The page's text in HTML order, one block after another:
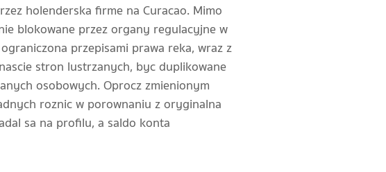
holenderska firme na Curacao. Mimo
blokowane przez organy regulacyjne w
przepisami prawa reka, wraz z
stron lustrzanych, byc duplikowane
osobowych. Oprocz zmienionym
roznic w porownaniu z oryginalna
sa na profilu, a saldo konta